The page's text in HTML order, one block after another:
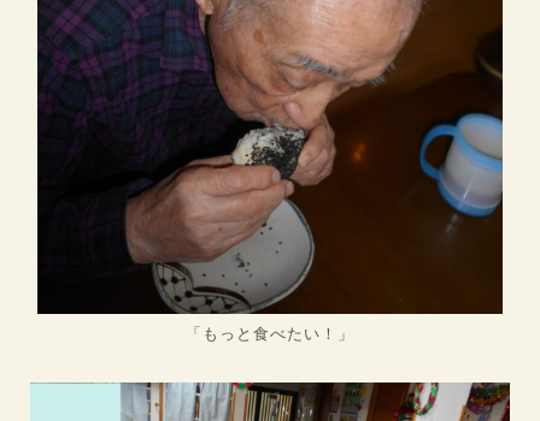
「もっと食べたい！」